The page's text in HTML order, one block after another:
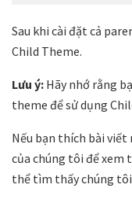
Sau khi cài đặt cả
Child Theme.
Lưu ý: Hãy nhớ rằng
theme để sử dụng
Nếu bạn thích bài viết
của chúng tôi để xem
thể tìm thấy chúng